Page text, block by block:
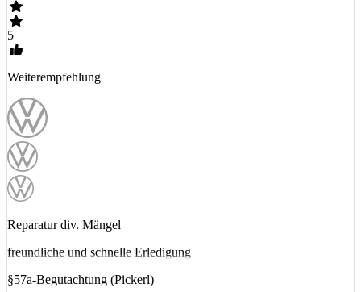
5
Weiterempfehlung
Reparatur div. Mängel
freundliche und schnelle Erledigung
§57a-Begutachtung (Pickerl)